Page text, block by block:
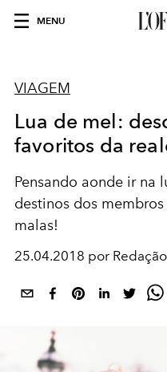
MENU
VIAGEM
Lua de mel:
favoritos da
Pensando aonde ir na
destinos dos
malas!
25.04.2018 por Redação